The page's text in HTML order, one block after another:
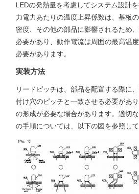
LEDの発熱量を考慮してシステム設計
力電力あたりの温度上昇係数は、基板
密度、その他の部品に影響されるため
必要があり、動作電流は周囲の最高温
必要があります。
実装方法
リードピッチは、部品を配置する際に
付け穴のピッチと一致させる必要があ
の形成が必要な場合があります。適切
の手順については、以下の図を参照して